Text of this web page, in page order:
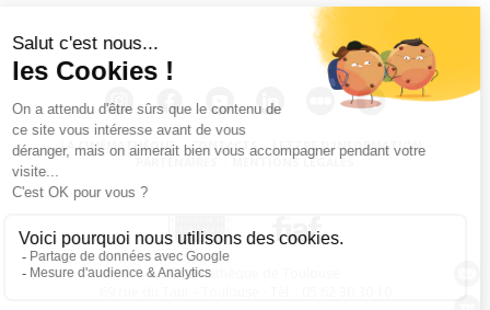
LA CINÉMATHÈQUE CONTACTS · LETTRE D'INFORMATION
MENTIONS LÉGALES
La Cinémathèque de Toulouse